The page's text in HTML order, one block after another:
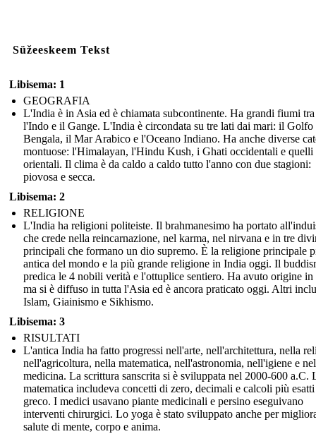
Süžeeskeem Tekst
Libisema: 1
GEOGRAFIA
L'India è in Asia ed è chiamata subcontinente. Ha grandi fiumi
l'Indo e il Gange. L'India è circondata su tre lati dai mari: il Golfo
Bengala, il Mar Arabico e l'Oceano Indiano. Ha anche diverse
montuose: l'Himalayan, l'Hindu Kush, i Ghati occidentali e quelli
orientali. Il clima è da caldo a caldo tutto l'anno con due stagioni:
piovosa e secca.
Libisema: 2
RELIGIONE
L'India ha religioni politeiste. Il brahmanesimo ha portato
che crede nella reincarnazione, nel karma, nel nirvana e in tre
principali che formano un dio supremo. È la religione principale
antica del mondo e la più grande religione in India oggi. Il
predica le 4 nobili verità e l'ottuplice sentiero. Ha avuto origine in
ma si è diffuso in tutta l'Asia ed è ancora praticato oggi. Altri
Islam, Giainismo e Sikhismo.
Libisema: 3
RISULTATI
L'antica India ha fatto progressi nell'arte, nell'architettura, nella
nell'agricoltura, nella matematica, nell'astronomia, nell'igiene e
medicina. La scrittura sanscrita si è sviluppata nel 2000-600 a.C.
matematica includeva concetti di zero, decimali e calcoli più
greco. I medici usavano piante medicinali e persino eseguivano
interventi chirurgici. Lo yoga è stato sviluppato anche per
salute di mente, corpo e anima.